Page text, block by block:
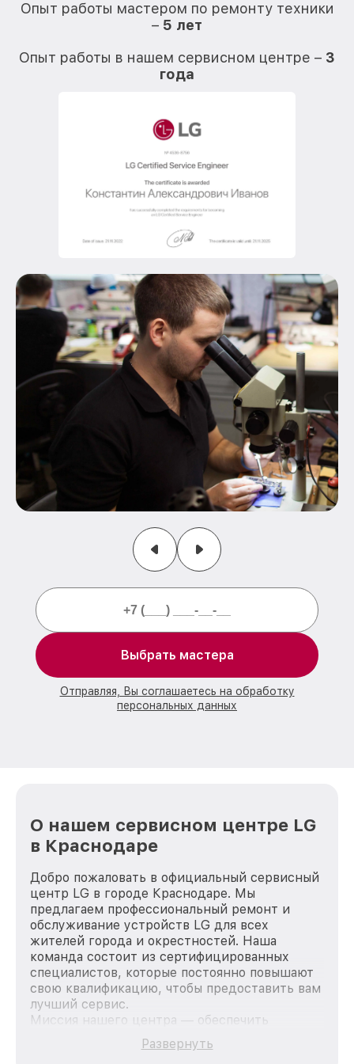
Опыт работы мастером по ремонту техники
– 5 лет
Опыт работы в нашем сервисном центре – 3
года
Выбрать мастера
Отправляя, Вы соглашаетесь на обработку
персональных данных
О нашем сервисном центре LG
в Краснодаре
Добро пожаловать в официальный сервисный
центр LG в городе Краснодаре. Мы
предлагаем профессиональный ремонт и
обслуживание устройств LG для всех
жителей города и окрестностей. Наша
команда состоит из сертифицированных
специалистов, которые постоянно повышают
свою квалификацию, чтобы предоставить вам
лучший сервис.
Миссия нашего центра — обеспечить
качественный и доступный ремонт для
каждого пользователя продукции LG, вне
Развернуть